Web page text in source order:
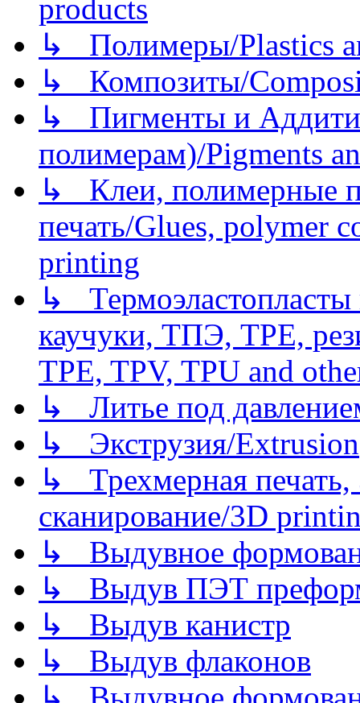
products
↳ Полимеры/Plastics
↳ Композиты/
↳ Пигменты и
полимерам)/Pigments
↳ Клеи, полимерные
печать/Glues, polymer
printing
↳
каучуки, ТПЭ, TPE,
TPE, TPV, TPU and
↳ Литье под
↳ Экструзия/Extrusion
↳ Трехмерная
сканирование/3D
↳ Выдувное
↳ Выдув ПЭТ
↳ Выдув канистр
↳ Выдув флаконов